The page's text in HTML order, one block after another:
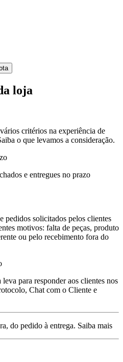
loja
critérios na experiência de
o que levamos a consideração.
e entregues no prazo
pedidos solicitados pelos clientes
motivos: falta de peças, produto
ou pelo recebimento fora do
para responder aos clientes nos
Chat com o Cliente e
do pedido à entrega. Saiba mais